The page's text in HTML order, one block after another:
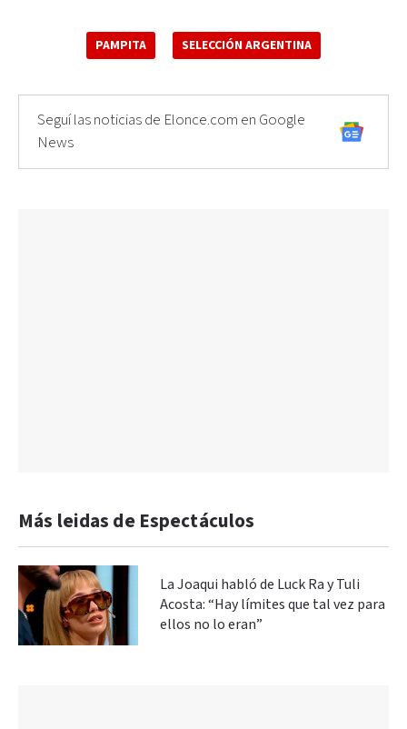
PAMPITA SELECCIÓN ARGENTINA
Seguí las noticias de Elonce.com en Google
News
Más leidas de Espectáculos
La Joaqui habló de Luck Ra y Tuli
Acosta: “Hay límites que tal vez para
ellos no lo eran”